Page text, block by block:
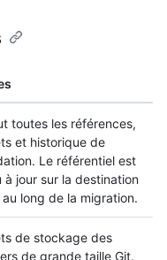
toutes les références,
et historique de
Le référentiel est
à jour sur la destination
long de la migration.
de stockage des
de grande taille Git.